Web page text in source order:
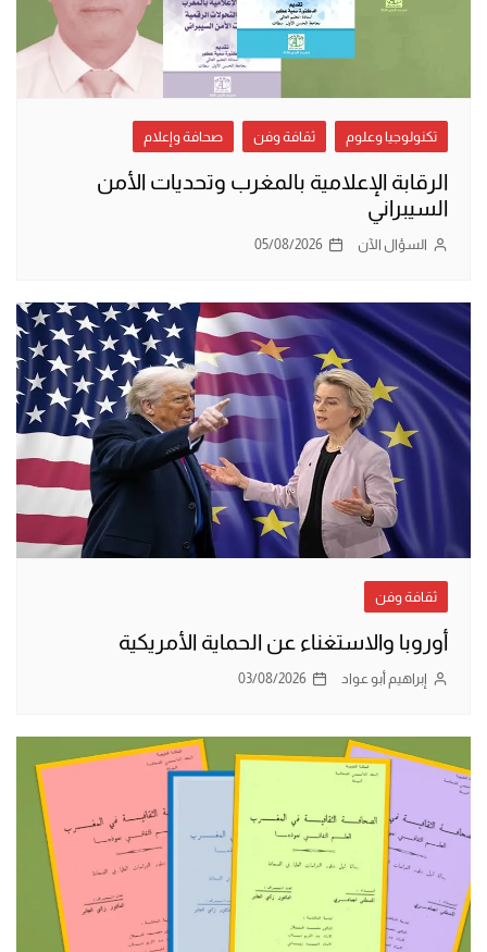
تكنولوجيا وعلوم ثقافة وفن صحافة وإعلام
الرقابة الإعلامية بالمغرب وتحديات الأمن
السيبراني
السؤال الآن 05/08/2026
ثقافة وفن
أوروبا والاستغناء عن الحماية الأمريكية
إبراهيم أبو عواد 03/08/2026